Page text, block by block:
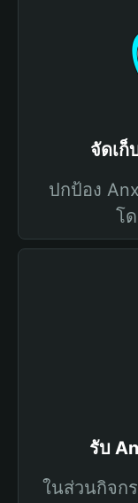
จัดเ
ปกป้อง
โ
รับ
ในส่วนกิจก